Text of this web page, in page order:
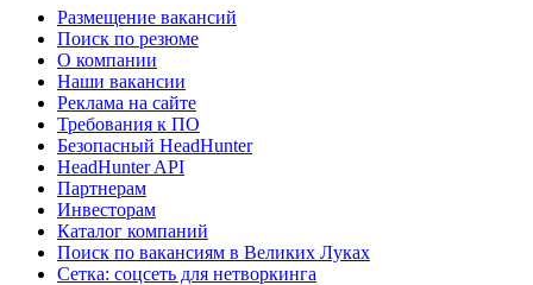
Размещение вакансий
Поиск по резюме
О компании
Наши вакансии
Реклама на сайте
Требования к ПО
Безопасный HeadHunter
HeadHunter API
Партнерам
Инвесторам
Каталог компаний
Поиск по вакансиям в Великих Луках
Сетка: соцсеть для нетворкинга